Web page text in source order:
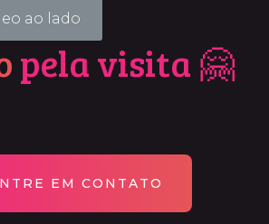
ao lado
pela visita 🤗
EM CONTATO